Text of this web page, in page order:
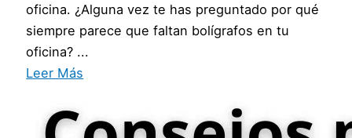
oficina. ¿Alguna vez te has preguntado por qué
siempre parece que faltan bolígrafos en tu
oficina? ...
Leer Más